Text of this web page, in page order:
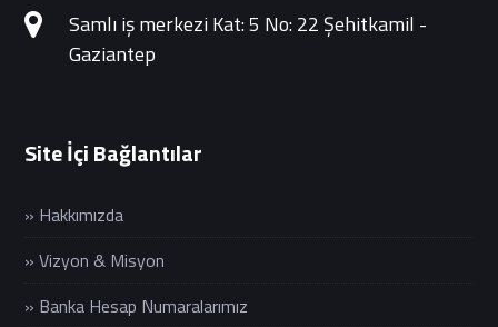
Samlı iş merkezi Kat: 5 No: 22 Şehitkamil -
Gaziantep
Site İçi Bağlantılar
» Hakkımızda
» Vizyon & Misyon
» Banka Hesap Numaralarımız